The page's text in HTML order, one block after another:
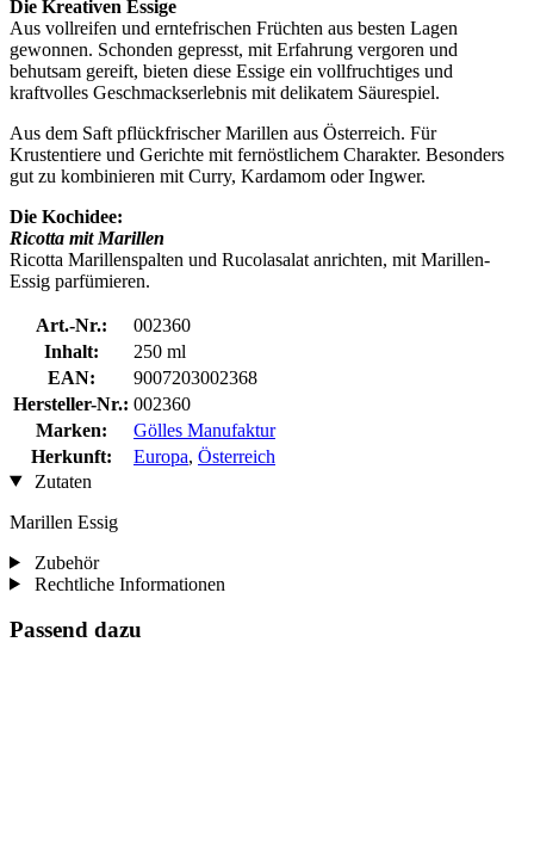
Die Kreativen Essige
Aus vollreifen und erntefrischen Früchten aus besten Lagen
gewonnen. Schonden gepresst, mit Erfahrung vergoren und
behutsam gereift, bieten diese Essige ein vollfruchtiges und
kraftvolles Geschmackserlebnis mit delikatem Säurespiel.
Aus dem Saft pflückfrischer Marillen aus Österreich. Für
Krustentiere und Gerichte mit fernöstlichem Charakter. Besonders
gut zu kombinieren mit Curry, Kardamom oder Ingwer.
Die Kochidee:
Ricotta mit Marillen
Ricotta Marillenspalten und Rucolasalat anrichten, mit Marillen-
Essig parfümieren.
Art.-Nr.:
002360
Inhalt:
250 ml
EAN:
9007203002368
Hersteller-Nr.: 002360
Marken:
Gölles Manufaktur
Herkunft:
Europa, Österreich
Zutaten
Marillen Essig
Zubehör
Rechtliche Informationen
Passend dazu